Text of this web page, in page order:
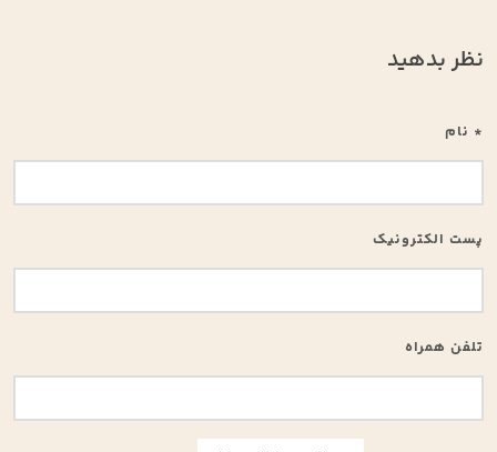
نظر بدهید
* نام
پست الکترونیک
تلفن همراه